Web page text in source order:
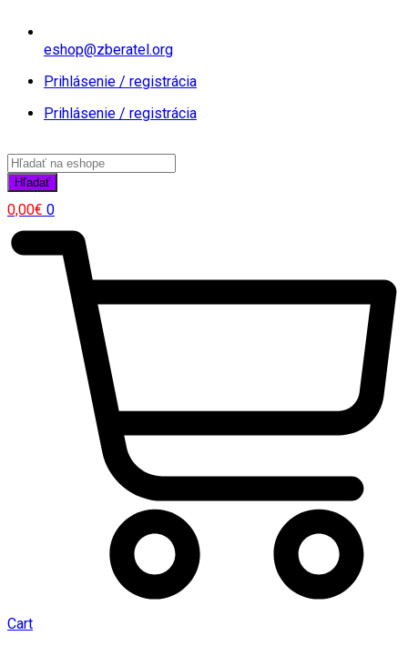
eshop@zberatel.org
Prihlásenie / registrácia
Prihlásenie / registrácia
Products
search
Hľadať
0,00€ 0
Cart